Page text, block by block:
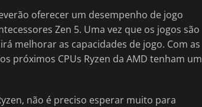
oferecer um desempenho de jogo
Zen 5. Uma vez que os jogos são
melhorar as capacidades de jogo. Com as
próximos CPUs Ryzen da AMD tenham um
não é preciso esperar muito para